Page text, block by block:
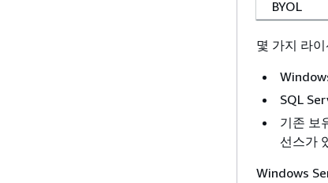
BYOL
몇 가지 라
SQL
기존 보
선스가
Windows